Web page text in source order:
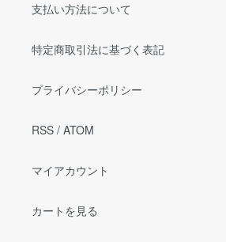
支払い方法について
特定商取引法に基づく表記
プライバシーポリシー
RSS / ATOM
マイアカウント
カートを見る